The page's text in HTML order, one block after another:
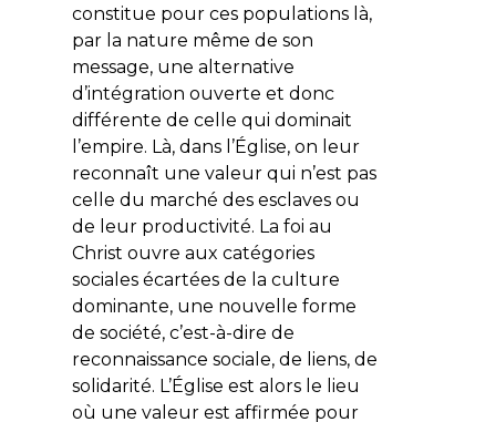
constitue pour ces populations là,
par la nature même de son
message, une alternative
d’intégration ouverte et donc
différente de celle qui dominait
l’empire. Là, dans l’Église, on leur
reconnaît une valeur qui n’est pas
celle du marché des esclaves ou
de leur productivité. La foi au
Christ ouvre aux catégories
sociales écartées de la culture
dominante, une nouvelle forme
de société, c’est-à-dire de
reconnaissance sociale, de liens, de
solidarité. L’Église est alors le lieu
où une valeur est affirmée pour